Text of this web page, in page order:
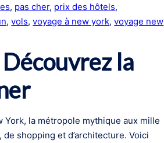
, pas cher, prix des hôtels
, vols, voyage à new york, voyage new
la
la métropole mythique aux mille
shopping et d’architecture. Voici